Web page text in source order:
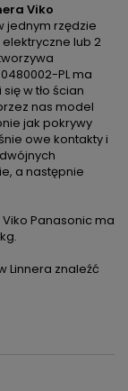
Viko
jednym rzędzie
lub 2
PL ma
w tło ścian
nas model
jak pokrywy
owe kontakty i
a następnie
Panasonic ma
Linnera znaleźć